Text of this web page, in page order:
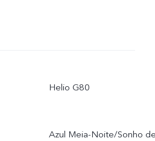
Helio G80
Azul Meia-Noite/Sonho